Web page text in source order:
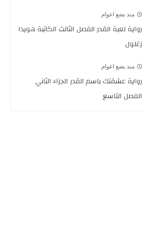
منذ بضع اعوام
رواية لعبة القدر الفصل الثالث الكاتبة هويدا
زغلول
منذ بضع اعوام
رواية عشقتك باسم القدر الجزاء الثاني
الفصل التاسع